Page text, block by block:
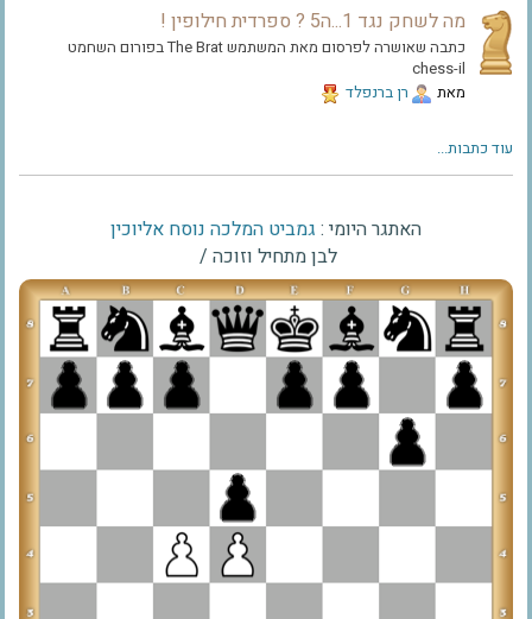
מה לשחק נגד 1...ה5 ? ספרדית חילופין !
כתבה שאושרה לפרסום מאת המשתמש The Brat בפורום השחמט
chess-il
מאת
‫רן ברנפלד‬
עוד כתבות...
האתגר היומי : גמביט המלכה נוסח אליוכין
לבן מתחיל וזוכה /